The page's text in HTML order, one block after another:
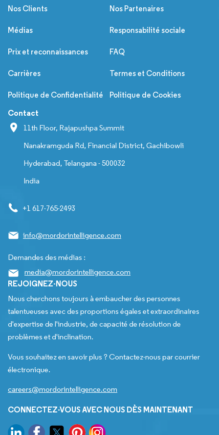
Nos Clients Nos Partenaires
Médias Responsabilité sociale
Prix et reconnaissances FAQ
Carrières Termes et Conditions
Politique de Confidentialité Politique de Cookies
Contact
11th Floor, Rajapushpa Summit
Nanakramguda Rd, Financial District, Gachibowli
Hyderabad, Telangana - 500032
India
+1 617-765-2493
info@mordorintelligence.com
Demandes des médias :
media@mordorintelligence.com
REJOIGNEZ-NOUS
Nous cherchons toujours à embaucher des personnes
talentueuses avec des proportions égales et extraordinaires
d'expertise de l'industrie, de capacité de résolution de
problèmes et d'inclination.
Vous souhaitez en savoir plus ? Contactez-nous par courrier
électronique.
careers@mordorintelligence.com
CONNECTEZ-VOUS AVEC NOUS DÈS MAINTENANT